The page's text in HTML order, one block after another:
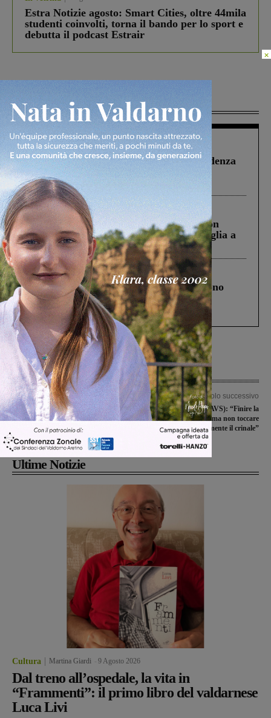
Estra Notizie agosto: Smart Cities, oltre 44mila
studenti coinvolti, torna il bando per lo sport e
debutta il podcast Estrair
Più lette
Figline Incisa Valdarno 1 Agosto 2026
Piscina di Figline finanziata oltre la scadenza
Pnrr, il gruppo di Fratelli d’Italia: “Un
ringraziamento al Governo”
Cronaca 3 Agosto 2026
Scomparso da una struttura di Castiglion
Fiorentino l’uomo che aveva ucciso la figlia a
Levane nel 2020
Cronaca 4 Agosto 2026
Un anno fa la strage in A1 in cui morirono
Gianni, Giulia e Franco. Lo schianto, il
processo, lo stop ai sorpassi fra tir....
Articolo precedente
Impegni con under 14, under 16 e
under 12 per il Rugby Valdarno
Articolo successivo
Alessandro Baldi (AVS): “Finire la
panoramica ma non toccare
assolutamente il crinale”
Ultime Notizie
Cultura Martina Giardi 9 Agosto 2026
Dal treno all’ospedale, la vita in
“Frammenti”: il primo libro del valdarnese
Luca Livi
×